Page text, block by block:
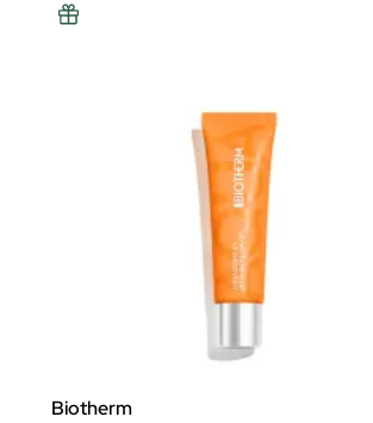
Biotherm